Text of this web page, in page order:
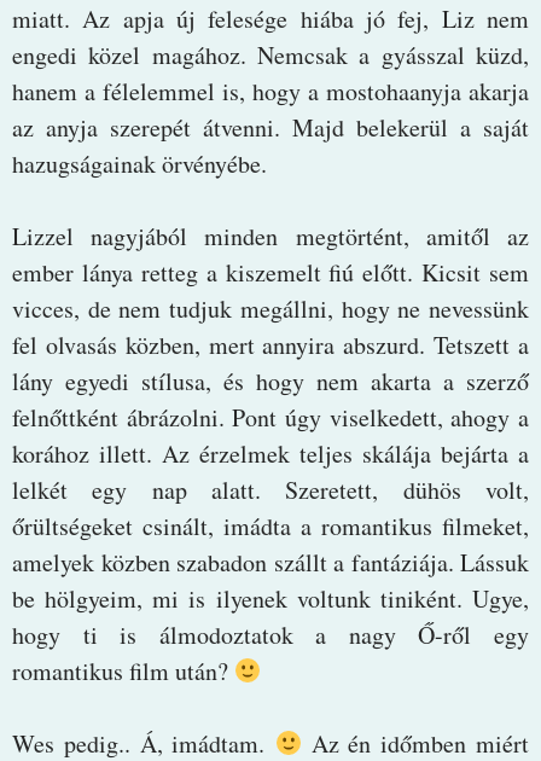
miatt. Az apja új felesége hiába jó fej, Liz nem
engedi közel magához. Nemcsak a gyásszal küzd,
hanem a félelemmel is, hogy a mostohaanyja akarja
az anyja szerepét átvenni. Majd belekerül a saját
hazugságainak örvényébe.
Lizzel nagyjából minden megtörtént, amitől az
ember lánya retteg a kiszemelt fiú előtt. Kicsit sem
vicces, de nem tudjuk megállni, hogy ne nevessünk
fel olvasás közben, mert annyira abszurd. Tetszett a
lány egyedi stílusa, és hogy nem akarta a szerző
felnőttként ábrázolni. Pont úgy viselkedett, ahogy a
korához illett. Az érzelmek teljes skálája bejárta a
lelkét egy nap alatt. Szeretett, dühös volt,
őrültségeket csinált, imádta a romantikus filmeket,
amelyek közben szabadon szállt a fantáziája. Lássuk
be hölgyeim, mi is ilyenek voltunk tiniként. Ugye,
hogy ti is álmodoztatok a nagy Ő-ről egy
romantikus film után?
Wes pedig.. Á, imádtam.
Az én időmben miért